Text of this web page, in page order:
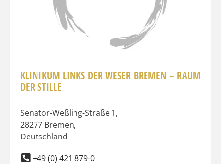
KLINIKUM LINKS DER WESER BREMEN – RAUM
DER STILLE
Senator-Weßling-Straße 1,
28277 Bremen,
Deutschland
+49 (0) 421 879-0